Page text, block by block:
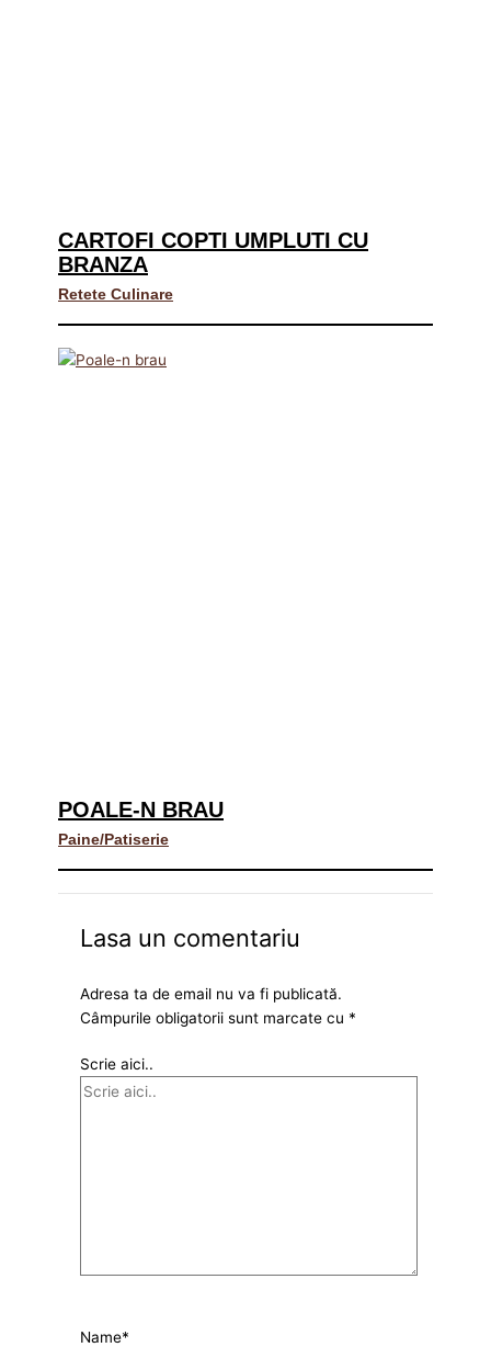
CARTOFI COPTI UMPLUTI CU
BRANZA
Retete Culinare
POALE-N BRAU
Paine/Patiserie
Lasa un comentariu
Adresa ta de email nu va fi publicată.
Câmpurile obligatorii sunt marcate cu *
Scrie aici..
Name*